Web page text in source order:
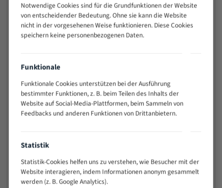
80 - 180
3/4
130 -
350
2/3
200 -
> 500
0,75/1,25
Vorteile:
Widerstandsfähig gegen Zahnbruch auch bei
schwierigen Werkstücken (Materialmischung,
wechselnde Verbindungslängen)
Sehr geringe Vibration
Notwendige Cookies sind für die Grundfunktionen der Website
von entscheidender Bedeutung. Ohne sie kann die Website
nicht in der vorgesehenen Weise funktionieren. Diese Cookies
speichern keine personenbezogenen Daten.
Funktionale
Funktionale Cookies unterstützen bei der Ausführung
bestimmter Funktionen, z. B. beim Teilen des Inhalts der
Website auf Social-Media-Plattformen, beim Sammeln von
Feedbacks und anderen Funktionen von Drittanbietern.
Statistik
Statistik-Cookies helfen uns zu verstehen, wie Besucher mit der
Website interagieren, indem Informationen anonym gesammelt
werden (z. B. Google Analytics).